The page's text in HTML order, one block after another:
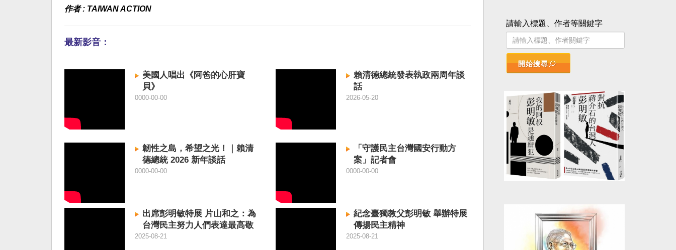
作者 : TAIWAN ACTION
最新影音：
美國人唱出《阿爸的心肝寶
貝》
0000-00-00
韌性之島，希望之光！｜賴清
德總統 2026 新年談話
0000-00-00
出席彭明敏特展 片山和之：為
台灣民主努力人們表達最高敬
意
2025-08-21
賴清德總統發表執政兩周年談
話
2026-05-20
「守護民主台灣國安行動方
案」記者會
0000-00-00
紀念臺獨教父彭明敏 舉辦特展
傳揚民主精神
2025-08-21
請輸入標題、作者等關鍵字
開始搜尋